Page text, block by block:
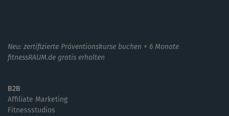
Neu: zertifizierte Präventionskurse buchen + 6 Monate
fitnessRAUM.de gratis erhalten
B2B
Affiliate Marketing
Fitnessstudios